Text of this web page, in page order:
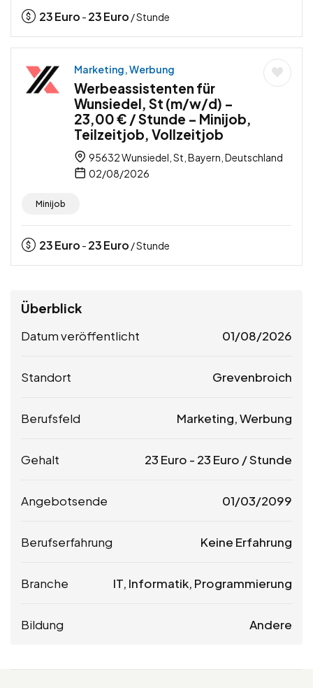
23Euro - 23Euro / Stunde
Marketing, Werbung
Werbeassistenten für
Wunsiedel, St (m/w/d) –
23,00 € / Stunde – Minijob,
Teilzeitjob, Vollzeitjob
95632 Wunsiedel, St, Bayern, Deutschland
02/08/2026
Minijob
23Euro - 23Euro / Stunde
Überblick
Datum veröffentlicht 01/08/2026
Standort Grevenbroich
Berufsfeld Marketing, Werbung
Gehalt 23 Euro - 23 Euro / Stunde
Angebotsende 01/03/2099
Berufserfahrung Keine Erfahrung
Branche IT, Informatik, Programmierung
Bildung Andere